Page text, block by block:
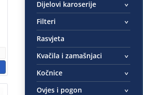
Dijelovi karoserije
Filteri
Rasvjeta
Kvačila i zamašnjaci
Kočnice
Ovjes i pogon